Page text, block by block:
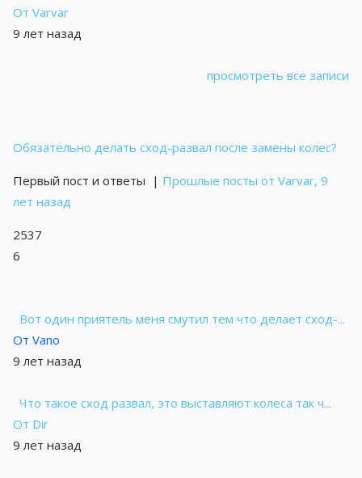
От Varvar
9 лет назад
просмотреть все записи
Обязательно делать сход-развал после замены колес?
Первый пост и ответы | Прошлые посты от Varvar, 9
лет назад
2537
6
Вот один приятель меня смутил тем что делает сход-...
От Vano
9 лет назад
Что такое сход развал, это выставляют колеса так ч...
От Dir
9 лет назад